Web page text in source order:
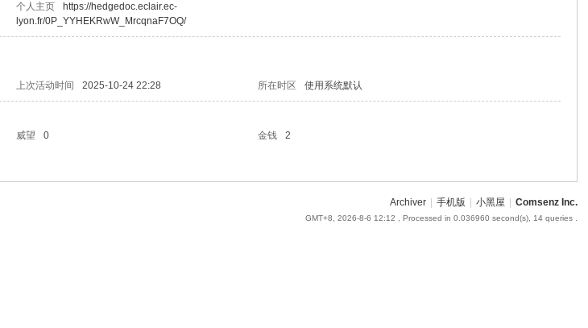
个人主页
https://hedgedoc.eclair.ec-
lyon.fr/0P_YYHEKRwW_MrcqnaF7OQ/
上次活动时间 2025-10-24 22:28 所在时区 使用系统默认
威望 0 金钱
2
Archiver 手机版 小黑屋 Comsenz Inc.
GMT+8, 2026-8-6 12:12 , Processed in 0.036960 second(s), 14 queries .